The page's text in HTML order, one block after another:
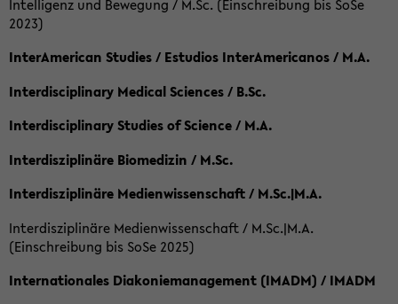
Intelligenz und Bewegung / M.Sc. (Einschreibung bis SoSe
2023)
InterAmerican Studies / Estudios InterAmericanos / M.A.
Interdisciplinary Medical Sciences / B.Sc.
Interdisciplinary Studies of Science / M.A.
Interdisziplinäre Biomedizin / M.Sc.
Interdisziplinäre Medienwissenschaft / M.Sc.|M.A.
Interdisziplinäre Medienwissenschaft / M.Sc.|M.A.
(Einschreibung bis SoSe 2025)
Internationales Diakoniemanagement (IMADM) / IMADM